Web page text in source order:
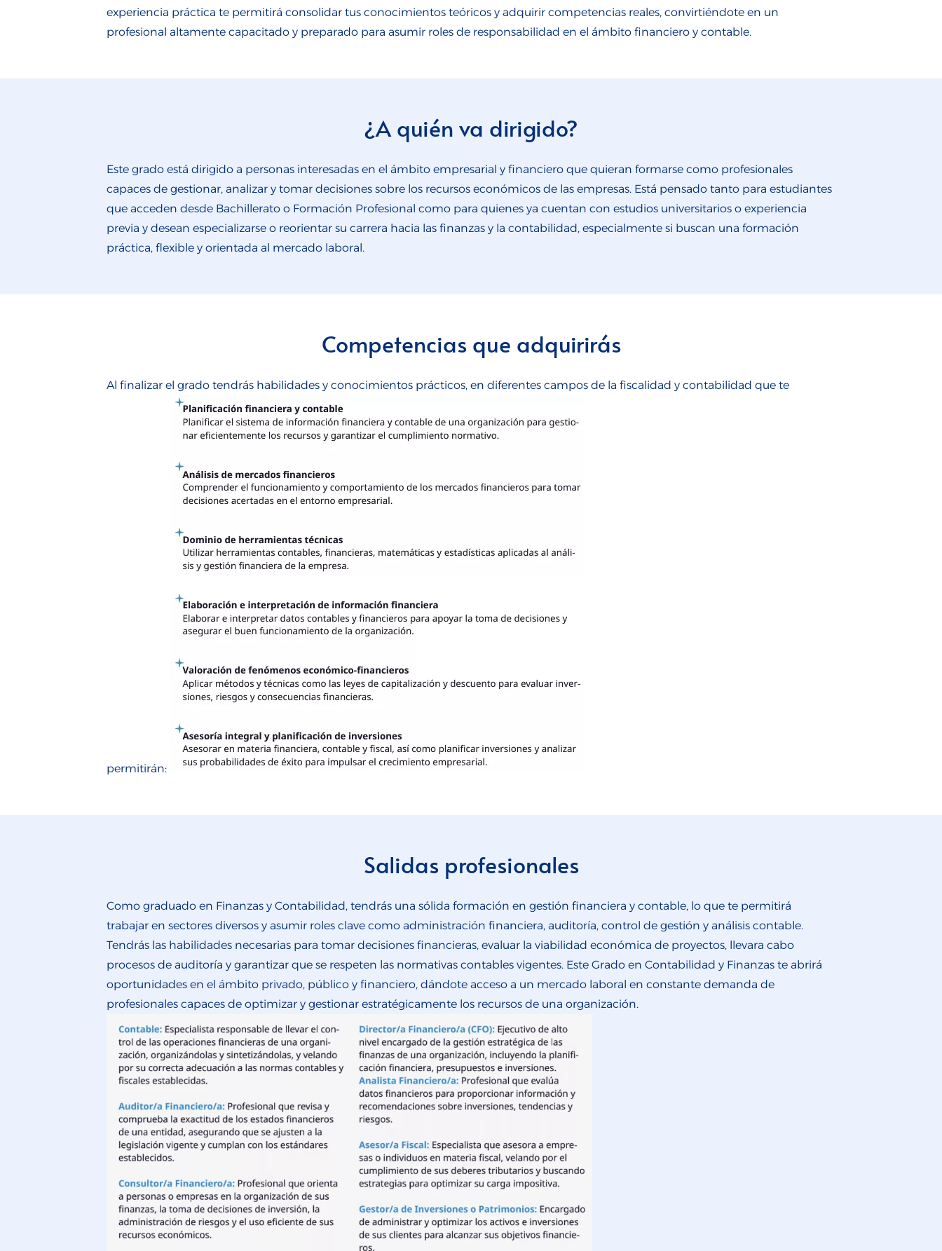
experiencia práctica te permitirá consolidar tus conocimientos teóricos y adquirir competencias reales, convirtiéndote en un
profesional altamente capacitado y preparado para asumir roles de responsabilidad en el ámbito financiero y contable.
¿A quién va dirigido?
Este grado está dirigido a personas interesadas en el ámbito empresarial y financiero que quieran formarse como profesionales
capaces de gestionar, analizar y tomar decisiones sobre los recursos económicos de las empresas. Está pensado tanto para estudiantes
que acceden desde Bachillerato o Formación Profesional como para quienes ya cuentan con estudios universitarios o experiencia
previa y desean especializarse o reorientar su carrera hacia las finanzas y la contabilidad, especialmente si buscan una formación
práctica, flexible y orientada al mercado laboral.
Competencias que adquirirás
Al finalizar el grado tendrás habilidades y conocimientos prácticos, en diferentes campos de la fiscalidad y contabilidad que te
permitirán:
Salidas profesionales
Como graduado en Finanzas y Contabilidad, tendrás una sólida formación en gestión financiera y contable, lo que te permitirá
trabajar en sectores diversos y asumir roles clave como administración financiera, auditoría, control de gestión y análisis contable.
Tendrás las habilidades necesarias para tomar decisiones financieras, evaluar la viabilidad económica de proyectos, llevara cabo
procesos de auditoría y garantizar que se respeten las normativas contables vigentes. Este Grado en Contabilidad y Finanzas te abrirá
oportunidades en el ámbito privado, público y financiero, dándote acceso a un mercado laboral en constante demanda de
profesionales capaces de optimizar y gestionar estratégicamente los recursos de una organización.